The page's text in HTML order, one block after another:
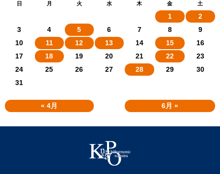
日 月 火 水 木 金 土
« 4月 6月 »
1
2
3
4 5 6 7 8
9
10
11 12 13 14 15
16
17
18 19 20 21 22
23
24
25 26 27 28 29
30
31